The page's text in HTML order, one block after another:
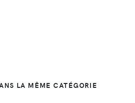
LA MÊME CATÉGORIE